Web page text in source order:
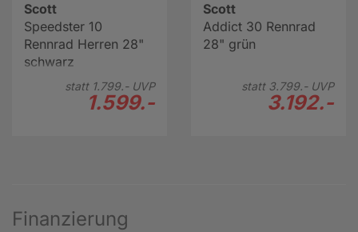
Scott
Speedster 10
Rennrad Herren 28"
schwarz
statt 1.799.-UVP
1.599.-
Scott
Addict 30 Rennrad
28" grün
statt 3.799.-UVP
3.192.-
Finanzierung